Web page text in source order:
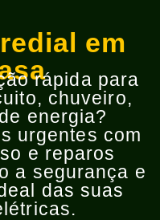
em
rápida para
chuveiro,
energia?
urgentes com
e reparos
a segurança e
das suas